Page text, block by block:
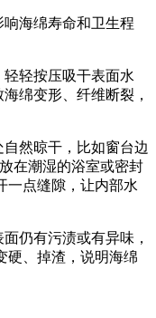
海绵寿命和卫生程
轻按压吸干表面水
绵变形、纤维断裂，
然晾干，比如窗台边
在潮湿的浴室或密封
一点缝隙，让内部水
仍有污渍或有异味，
硬、掉渣，说明海绵